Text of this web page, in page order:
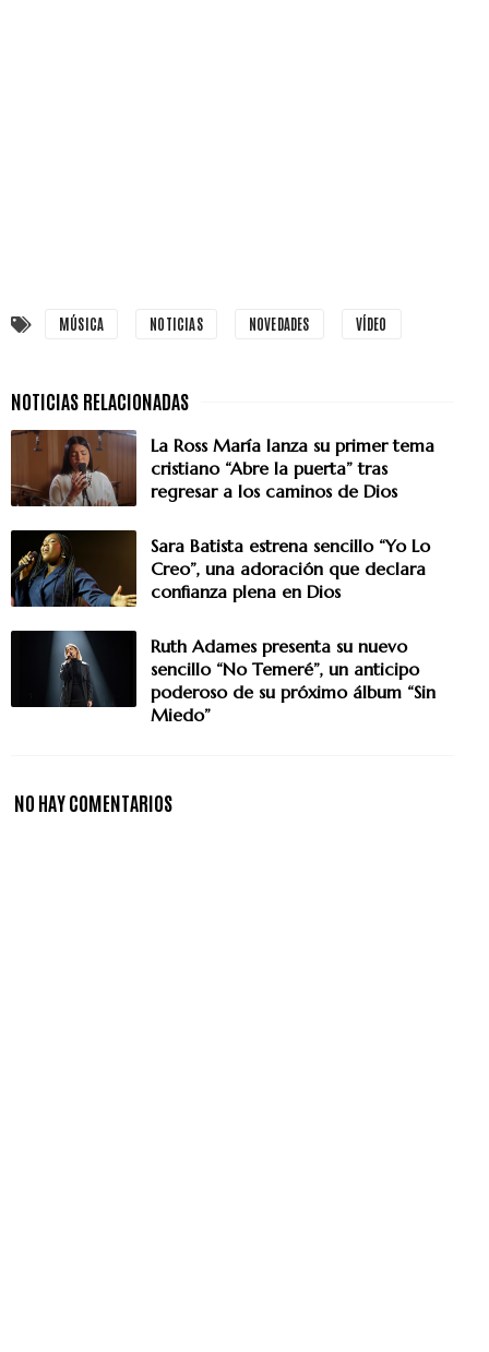
MÚSICA NOTICIAS NOVEDADES VÍDEO
La Ross María lanza su primer tema
cristiano “Abre la puerta” tras
regresar a los caminos de Dios
Sara Batista estrena sencillo “Yo Lo
Creo”, una adoración que declara
confianza plena en Dios
Ruth Adames presenta su nuevo
sencillo “No Temeré”, un anticipo
poderoso de su próximo álbum “Sin
Miedo”
NO HAY COMENTARIOS